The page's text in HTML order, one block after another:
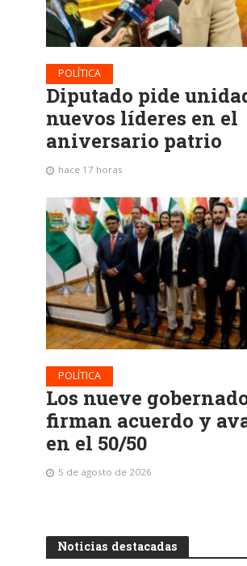
POLÍTICA
Diputado pide
nuevos líderes en el
aniversario patrio
hace 17 horas
POLÍTICA
Los nueve
firman acuerdo y
en el 50/50
5 de agosto de 2026
Noticias destacadas